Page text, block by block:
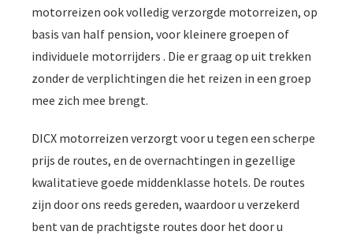
motorreizen ook volledig verzorgde motorreizen, op
basis van half pension, voor kleinere groepen of
individuele motorrijders . Die er graag op uit trekken
zonder de verplichtingen die het reizen in een groep
mee zich mee brengt.
DICX motorreizen verzorgt voor u tegen een scherpe
prijs de routes, en de overnachtingen in gezellige
kwalitatieve goede middenklasse hotels. De routes
zijn door ons reeds gereden, waardoor u verzekerd
bent van de prachtigste routes door het door u